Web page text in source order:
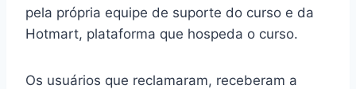
pela própria equipe de suporte do curso e da
Hotmart, plataforma que hospeda o curso.
Os usuários que reclamaram, receberam a